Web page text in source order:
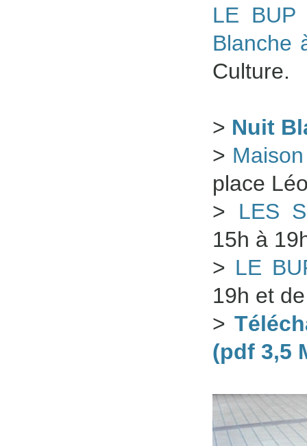
LE BUP
Blanche
Culture.
> Nuit
>
place
> LES
15h à
> LE
19h et
>
(pdf 3,5